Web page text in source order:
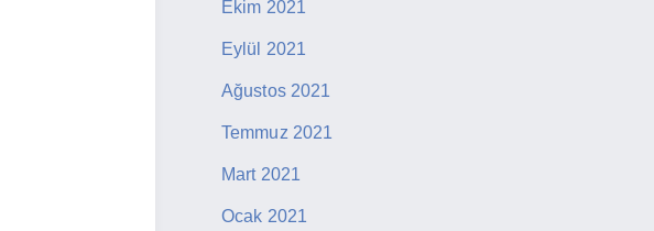
Ekim 2021
Eylül 2021
Ağustos 2021
Temmuz 2021
Mart 2021
Ocak 2021